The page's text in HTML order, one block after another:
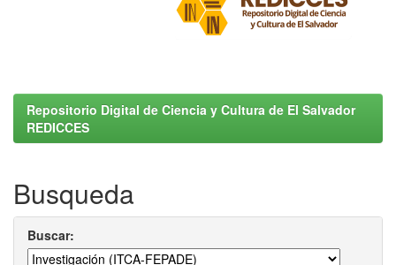
Repositorio Digital de Ciencia y Cultura de El Salvador
REDICCES
Busqueda
Buscar: